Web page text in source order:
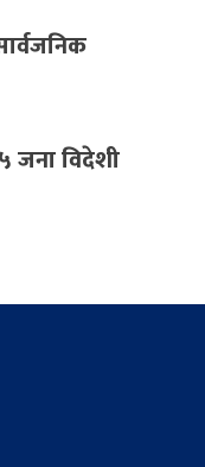
जना विदेशी